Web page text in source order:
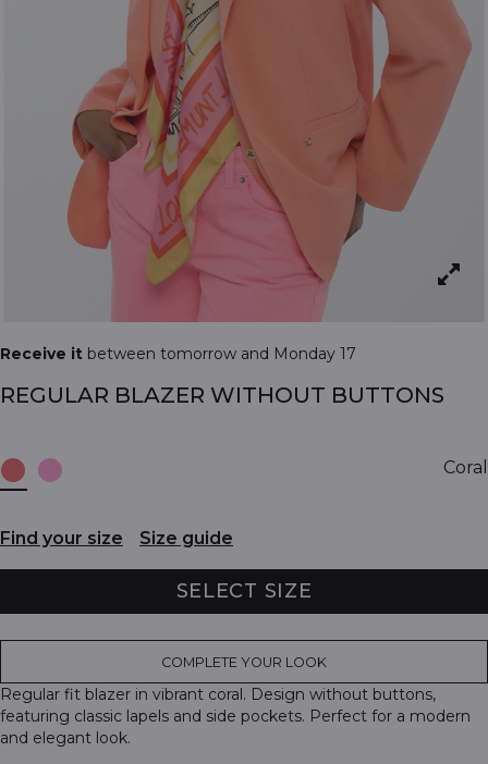
Receive it between tomorrow and Monday 17
REGULAR BLAZER WITHOUT BUTTONS
Coral
Find your size Size guide
SELECT SIZE
COMPLETE YOUR LOOK
Regular fit blazer in vibrant coral. Design without buttons,
featuring classic lapels and side pockets. Perfect for a modern
and elegant look.